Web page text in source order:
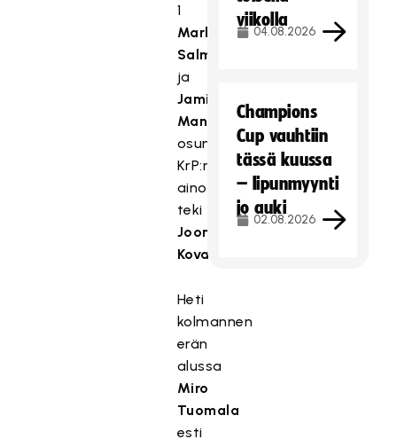
1
Markus
Salmen
ja
Jami
Mannisen
osumilla.
KrP:n
ainokaisen
teki
Joonatan
Kovanen
Heti
kolmannen
erän
alussa
Miro
Tuomala
esti
viikolla
04.08.2026
Champions
Cup vauhtiin
tässä kuussa
– lipunmyynti
jo auki
02.08.2026